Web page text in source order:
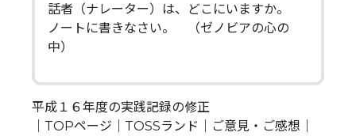
話者（ナレーター）は、どこにいますか。
ノートに書きなさい。 （ゼノビアの心の
中）
平成１６年度の実践記録の修正
｜TOPページ｜TOSSランド｜ご意見・ご感想｜